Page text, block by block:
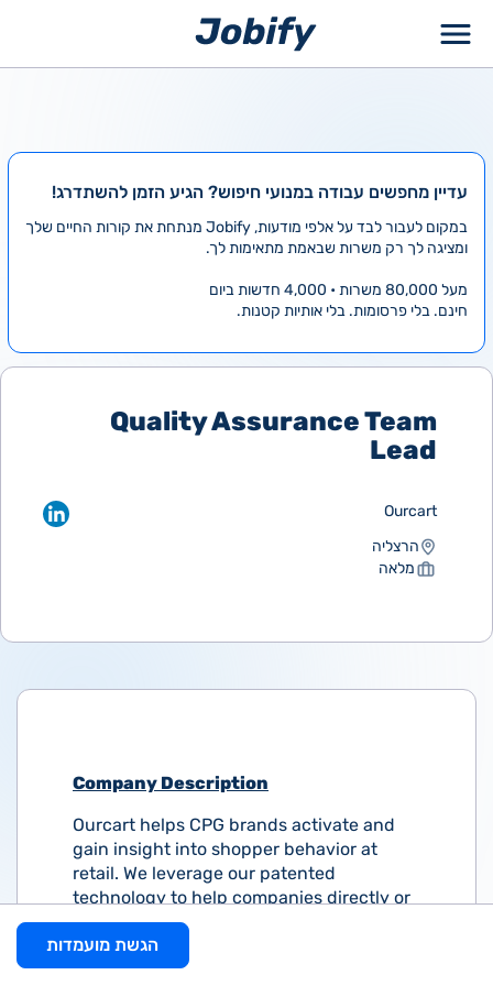
עדיין מחפשים עבודה במנועי חיפוש? הגיע הזמן להשתדרג!
במקום לעבור לבד על אלפי מודעות, Jobify מנתחת את קורות החיים שלך
ומציגה לך רק משרות שבאמת מתאימות לך.
מעל 80,000 משרות • 4,000 חדשות ביום
חינם. בלי פרסומות. בלי אותיות קטנות.
Quality Assurance Team
Lead
Ourcart
הרצליה
מלאה
Company Description
Ourcart helps CPG brands activate and
gain insight into shopper behavior at
retail. We leverage our patented
technology to help companies directly or
through partners and market research
firms. Our unique capabilities and
solutions enable brands to close the gap
הגשת מועמדות